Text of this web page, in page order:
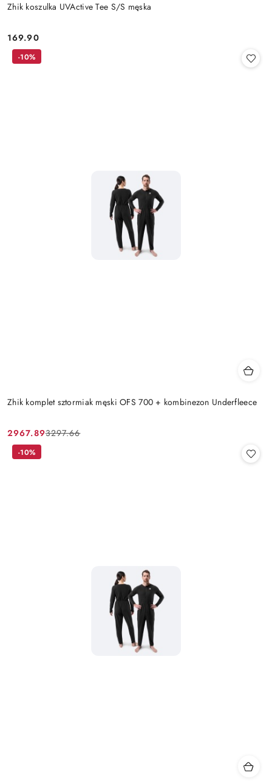
Zhik koszulka UVActive Tee S/S męska
Cena:
169.90
Zhik komplet sztormiak męski OFS 700 + kombinezon Underfleece
Cena
promocyjna:
2967.89
Cena
przed
3297.66
-10%
-10%